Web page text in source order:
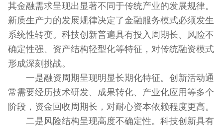
其金融需求呈现出显著不同于传统产业的发展规律。
新质生产力的发展规律决定了金融服务模式必须发生
系统性转变。科技创新普遍具有投入周期长、风险不
确定性强、资产结构轻型化等特征，对传统融资模式
形成深刻挑战。
一是融资周期呈现明显长期化特征。创新活动通
常需要经历技术研发、成果转化、产业化应用等多个
阶段，资金回收周期长，对耐心资本依赖程度更高。
二是风险结构呈现高度不确定性。科技创新具有